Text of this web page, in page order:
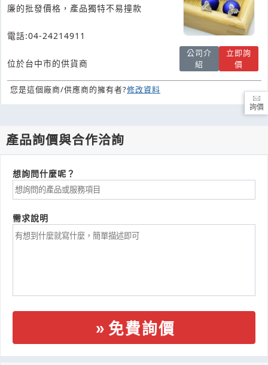
廉的批發價格，產品獨特不易撞款
電話:04-24214911
位於台中市的供貨商
公司介
紹
立即詢
價
您是這個廠商/供應商的擁有者?修改資料
產品詢價與合作洽詢
想詢問什麼呢？
需求說明
免費詢價
詢價